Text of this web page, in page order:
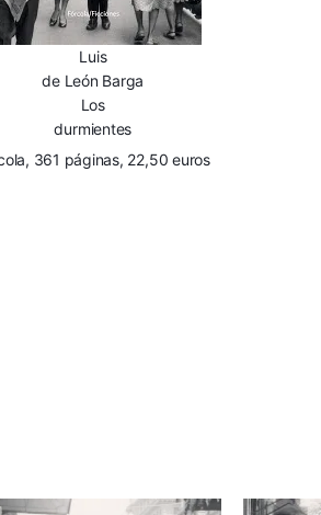
Luis
de León Barga
Los
durmientes
361 páginas, 22,50 euros